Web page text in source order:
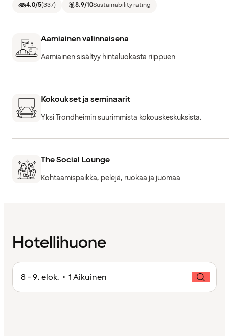
4.0/5(337) 8.9/10Sustainability rating
Aamiainen valinnaisena
Aamiainen sisältyy hintaluokasta riippuen
Kokoukset ja seminaarit
Yksi Trondheimin suurimmista kokouskeskuksista.
The Social Lounge
Kohtaamispaikka, pelejä, ruokaa ja juomaa
Hotellihuone
8 - 9. elok. • 1 Aikuinen